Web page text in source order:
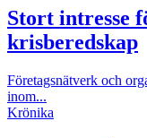
Stort intresse
krisberedskap
Företagsnätverk och
inom...
Krönika